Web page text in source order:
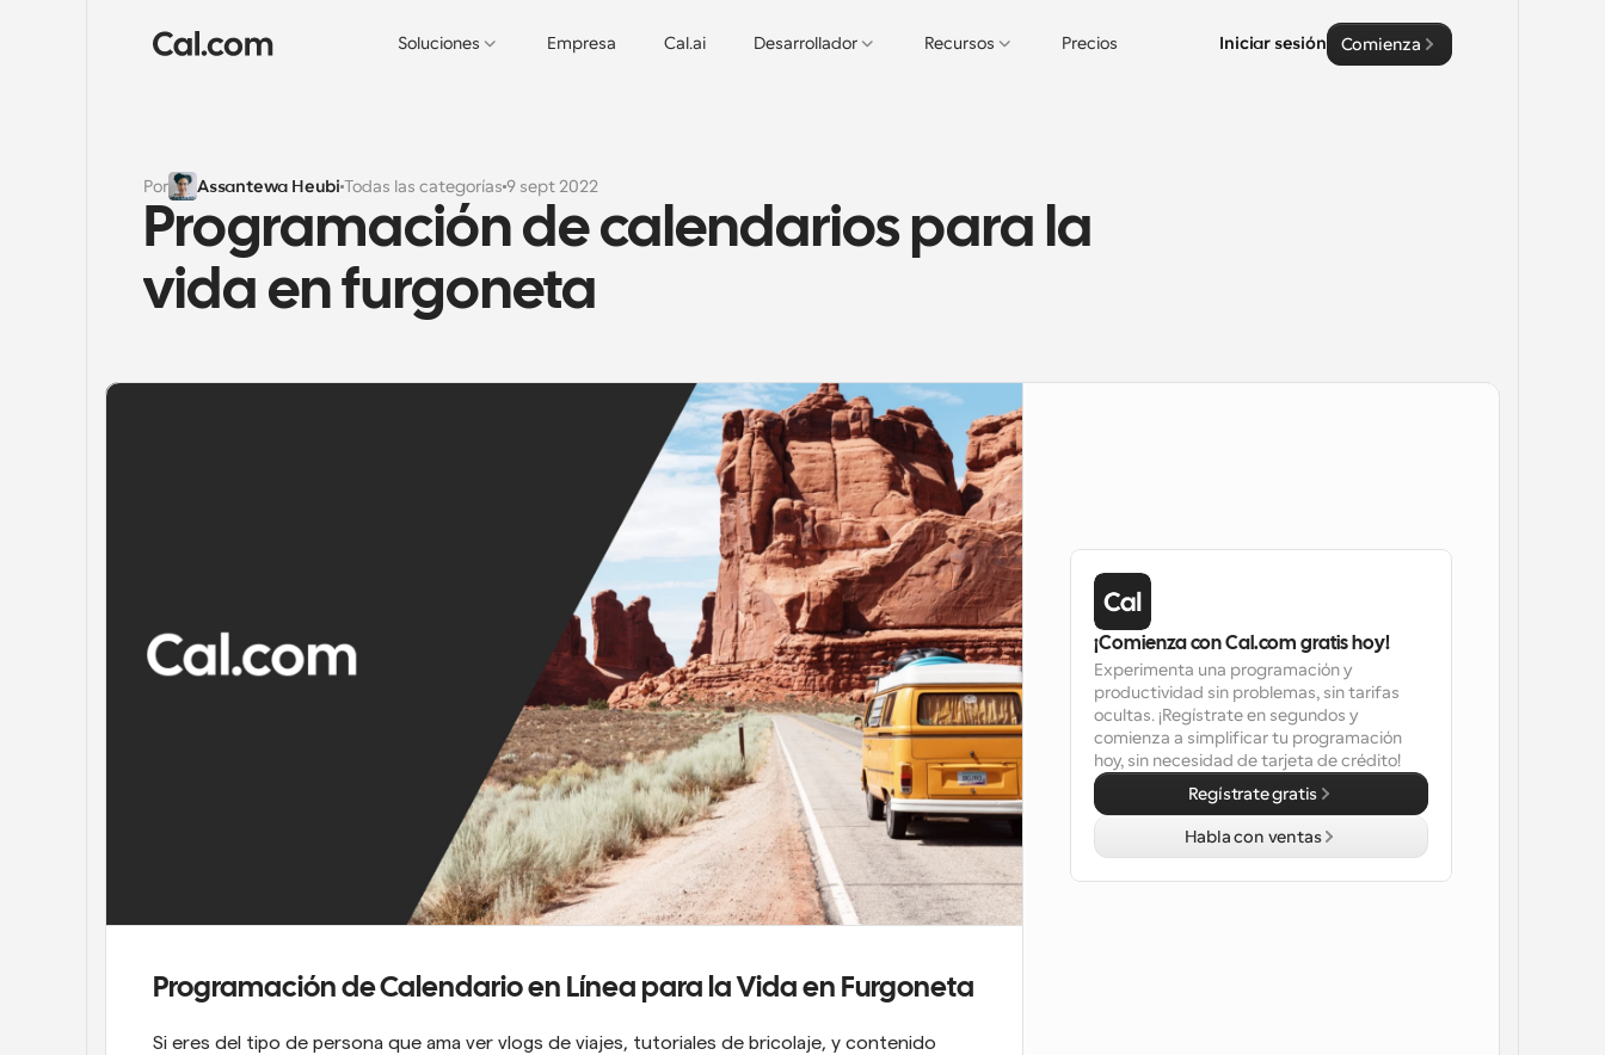
Soluciones Empresa Cal.ai Desarrollador Recursos Precios Iniciar sesión Comienza
Por Assantewa Heubi Todas las categorías 9 sept 2022
Programación de calendarios para la
vida en furgoneta
Programación de Calendario en Línea para la Vida en Furgoneta
Si eres del tipo de persona que ama ver vlogs de viajes, tutoriales de bricolaje, y contenido
¡Comienza con Cal.com gratis hoy!
Experimenta una programación y
productividad sin problemas, sin tarifas
ocultas. ¡Regístrate en segundos y
comienza a simplificar tu programación
hoy, sin necesidad de tarjeta de crédito!
Regístrate gratis
Habla con ventas